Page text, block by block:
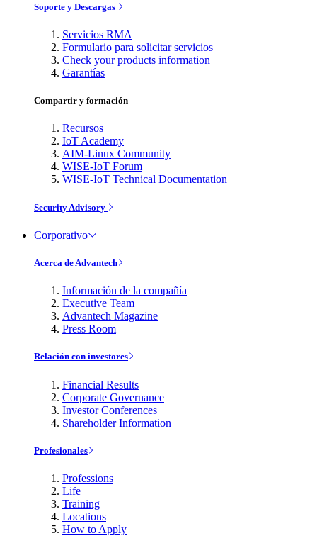
Soporte y Descargas
Servicios RMA
Formulario para solicitar servicios
Check your products information
Garantías
Compartir y formación
Recursos
IoT Academy
AIM-Linux Community
WISE-IoT Forum
WISE-IoT Technical Documentation
Security Advisory
Corporativo
Acerca de Advantech
Información de la compañía
Executive Team
Advantech Magazine
Press Room
Relación con investores
Financial Results
Corporate Governance
Investor Conferences
Shareholder Information
Profesionales
Professions
Life
Training
Locations
How to Apply